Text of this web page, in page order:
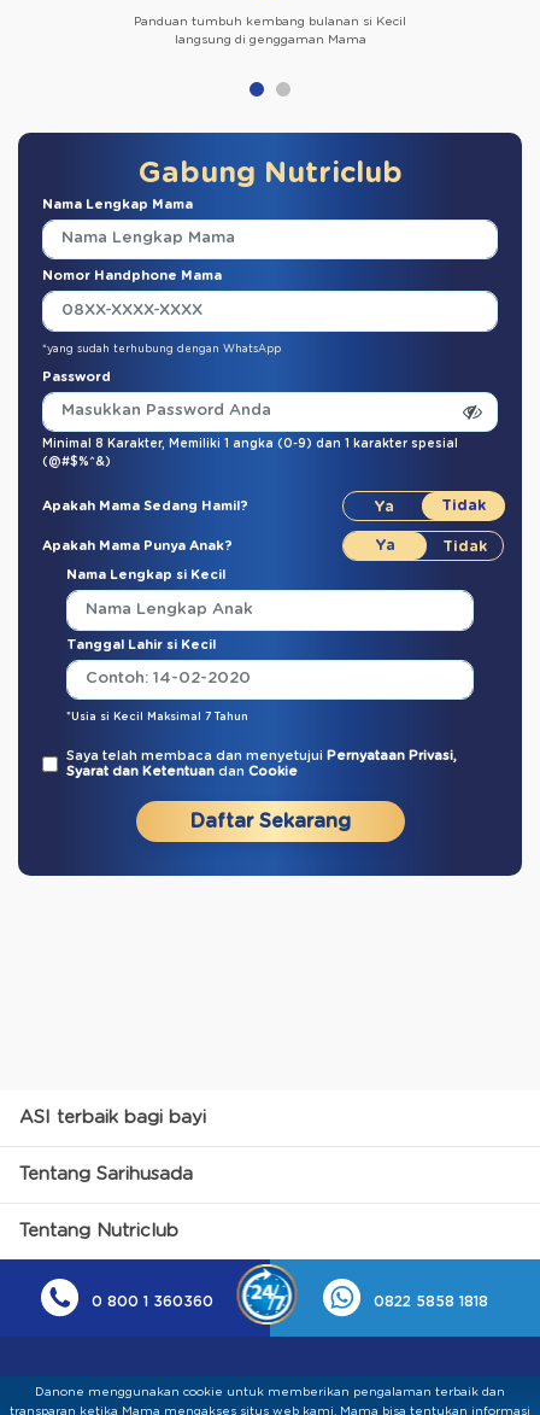
Panduan tumbuh kembang bulanan si Kecil
langsung di genggaman Mama
Gabung Nutriclub
Nama Lengkap Mama
Nomor Handphone Mama
*yang sudah terhubung dengan WhatsApp
Password
Minimal 8 Karakter, Memiliki 1 angka (0-9) dan 1 karakter spesial
(@#$%^&)
Apakah Mama Sedang Hamil?
Apakah Mama Punya Anak?
Nama Lengkap si Kecil
Tanggal Lahir si Kecil
*Usia si Kecil Maksimal 7 Tahun
Saya telah membaca dan menyetujui Pernyataan Privasi,
Syarat dan Ketentuan dan Cookie
Daftar Sekarang
ASI terbaik bagi bayi
Tentang Sarihusada
Tentang Nutriclub
0 800 1 360360 0822 5858 1818
Danone menggunakan cookie untuk memberikan pengalaman terbaik dan
transparan ketika Mama mengakses situs web kami. Mama bisa tentukan informasi